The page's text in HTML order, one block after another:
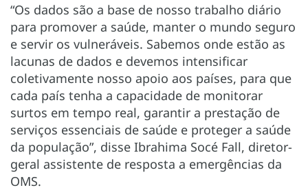
“Os dados são a base de nosso trabalho diário
para promover a saúde, manter o mundo seguro
e servir os vulneráveis. Sabemos onde estão as
lacunas de dados e devemos intensificar
coletivamente nosso apoio aos países, para que
cada país tenha a capacidade de monitorar
surtos em tempo real, garantir a prestação de
serviços essenciais de saúde e proteger a saúde
da população”, disse Ibrahima Socé Fall, diretor-
geral assistente de resposta a emergências da
OMS.